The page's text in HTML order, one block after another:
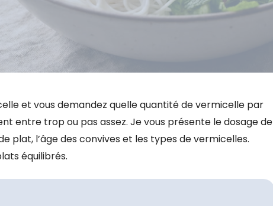
et vous demandez quelle quantité de vermicelle par
entre trop ou pas assez. Je vous présente le dosage de
plat, l’âge des convives et les types de vermicelles.
équilibrés.